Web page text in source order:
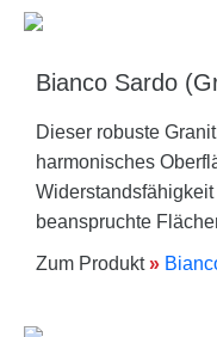
Bianco Sardo
Dieser robuste
harmonisches
beanspruchte
Zum Produkt»